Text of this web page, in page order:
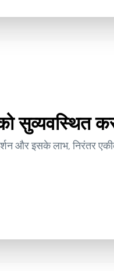
सुव्यवस्थित
और इसके लाभ, निरंतर